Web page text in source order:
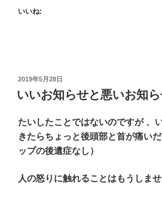
いいね:
投
稿
日:
2019年5月28日
いいお知らせと悪いお知
たいしたことではないのですが 、
きたらちょっと後頭部と首が痛い
ップの後遺症なし）
人の怒りに触れることはもうしま